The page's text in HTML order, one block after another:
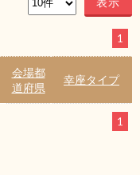
1
会場都
道府県
幸座タイプ
1